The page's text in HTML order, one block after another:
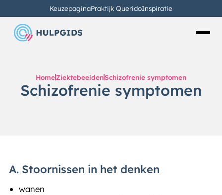
KeuzepaginaPraktijk QueridoInspiratie
HomeZiektebeeldenSchizofrenie symptomen
Schizofrenie symptomen
A. Stoornissen in het denken
wanen